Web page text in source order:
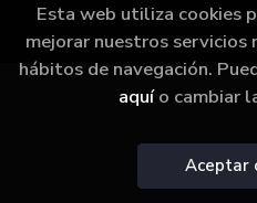
2026 ©La Puerta de
Reservados |
Esta web utiliza cookies
mejorar nuestros servicios
hábitos de navegación.
aquío cambiar
Aceptar